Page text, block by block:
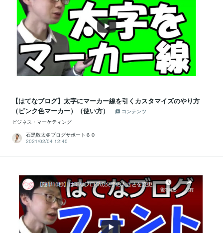
【はてなブログ】太字にマーカー線を引くカスタマイズのやり方
（ピンク色マーカー）（使い方）
コンテンツ
ビジネス・マーケティング
石黒敬太＠ブログサポート６０
2021/02/04 12:40